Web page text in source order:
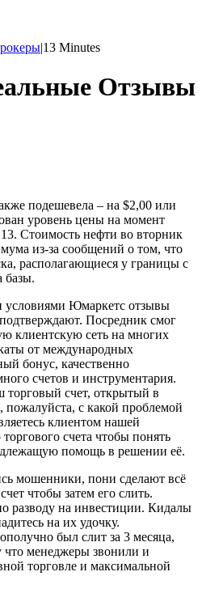
|13 Minutes
Отзывы
подешевела – на $2,00 или
уровень цены на момент
Стоимость нефти во вторник
из-за сообщений о том, что
располагающиеся у границы с
базы.
условиями Юмаркетс отзывы
Посредник смог
клиентскую сеть на многих
от международных
бонус, качественно
счетов и инструментария.
счет, открытый в
с какой проблемой
клиентом нашей
счета чтобы понять
помощь в решении её.
мошенники, пони сделают всё
чтобы затем его слить.
разводу на инвестиции. Кидалы
на их удочку.
был слит за 3 месяца,
что менеджеры звонили и
торговле и максимальной